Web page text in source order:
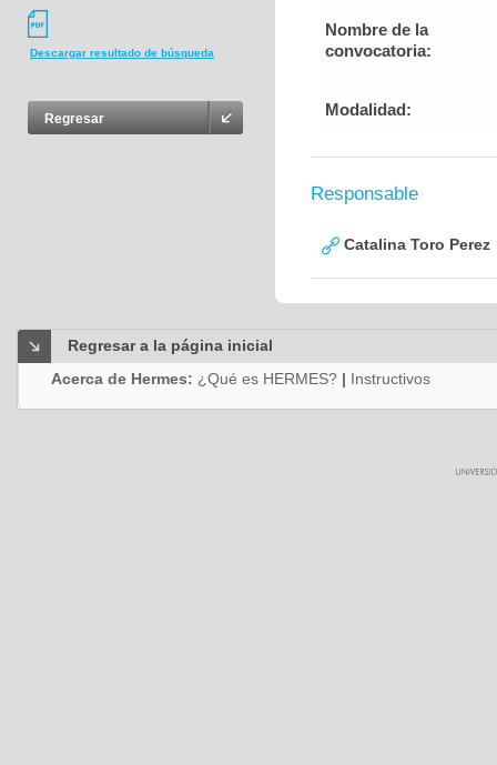
Descargar resultado de búsqueda
Regresar
Nombre de la
convocatoria:
Modalidad:
Responsable
Catalina Toro Perez
Regresar a la página inicial
Acerca de Hermes: ¿Qué es HERMES? | Instructivos